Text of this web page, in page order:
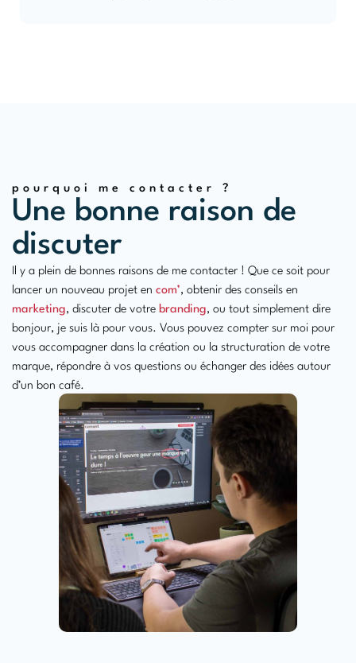
Antonin
07 87 72 62 75
antonin@comant.fr
LinkedIn
pourquoi me contacter ?
Une bonne raison de
discuter
Il y a plein de bonnes raisons de me contacter ! Que ce soit pour
lancer un nouveau projet en com’, obtenir des conseils en
marketing, discuter de votre branding, ou tout simplement dire
bonjour, je suis là pour vous. Vous pouvez compter sur moi pour
vous accompagner dans la création ou la structuration de votre
marque, répondre à vos questions ou échanger des idées autour
d’un bon café.